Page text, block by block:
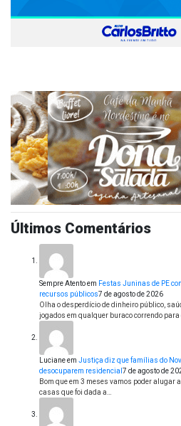
Últimos Comentários
Sempre Atentoem Festas Juninas de PE
recursos públicos7 de agosto de 2026
Olha o desperdício de dinheiro público,
jogados em qualquer buraco correndo para
Lucianeem Justiça diz que famílias do
desocuparem residencial 7 de agosto de
Bom que em 3 meses vamos poder
casas que foi dada a…